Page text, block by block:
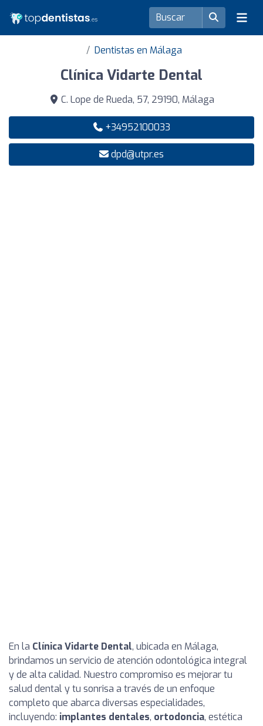
Dentistas en Málaga
Clínica Vidarte Dental
C. Lope de Rueda, 57, 29190, Málaga
+34952100033
dpd@utpr.es
En la Clínica Vidarte Dental, ubicada en Málaga,
brindamos un servicio de atención odontológica integral
y de alta calidad. Nuestro compromiso es mejorar tu
salud dental y tu sonrisa a través de un enfoque
completo que abarca diversas especialidades,
incluyendo: implantes dentales, ortodoncia, estética